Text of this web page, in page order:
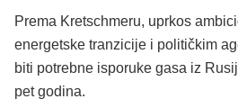
Prema Kretschmeru, uprkos
energetske tranzicije i političkim
biti potrebne isporuke gasa iz
pet godina.